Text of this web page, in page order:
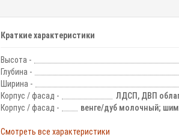
Краткие характеристики
Высота -
Глубина -
Ширина -
Корпус / фасад -
ЛДСП, ДВП
Корпус / фасад -
венге/дуб молочный;
Смотреть все характеристики